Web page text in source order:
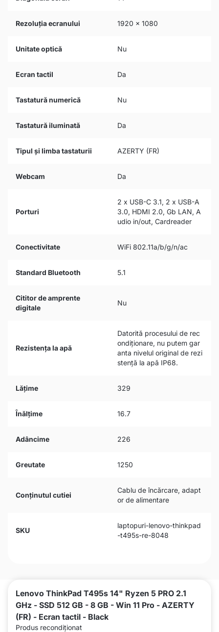
Lenovo ThinkPad T495s 14" Ryzen 5 PRO 2.1
GHz - SSD 512 GB - 8 GB - Win 11 Pro - AZERTY
(FR) - Ecran tactil - Black
Produs recondiționat
Rezoluția ecranului 1920 x 1080
Unitate optică Nu
Ecran tactil Da
Tastatură numerică Nu
Tastatură iluminată Da
Tipul și limba tastaturii AZERTY (FR)
Webcam Da
Porturi
2 x USB-C 3.1, 2 x USB-A
3.0, HDMI 2.0, Gb LAN, A
udio in/out, Cardreader
Conectivitate WiFi 802.11a/b/g/n/ac
Standard Bluetooth 5.1
Cititor de amprente
digitale
Nu
Rezistența la apă
Datorită procesului de rec
ondiționare, nu putem gar
anta nivelul original de rezi
stență la apă IP68.
Lățime 329
Înălțime 16.7
Adâncime 226
Greutate 1250
Conținutul cutiei
Cablu de încărcare, adapt
or de alimentare
SKU
laptopuri-lenovo-thinkpad
-t495s-re-8048